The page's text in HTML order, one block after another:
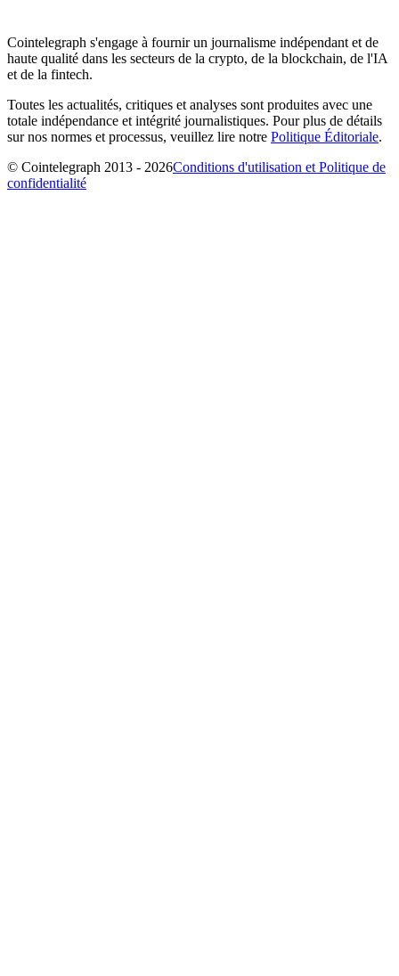
Cointelegraph s'engage à fournir un journalisme indépendant et de
haute qualité dans les secteurs de la crypto, de la blockchain, de l'IA
et de la fintech.
Toutes les actualités, critiques et analyses sont produites avec une
totale indépendance et intégrité journalistiques. Pour plus de détails
sur nos normes et processus, veuillez lire notre Politique Éditoriale.
© Cointelegraph 2013 - 2026Conditions d'utilisation et Politique de
confidentialité